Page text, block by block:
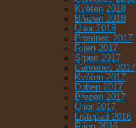
Květen 2018
Březen 2018
Únor 2018
Prosinec 2017
Říjen 2017
Srpen 2017
Červenec 2017
Květen 2017
Duben 2017
Březen 2017
Únor 2017
Listopad 2016